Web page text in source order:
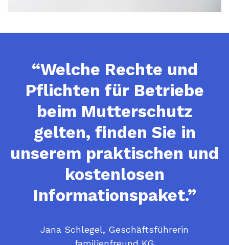
“Welche Rechte und
Pflichten für Betriebe
beim Mutterschutz
gelten, finden Sie in
unserem praktischen und
kostenlosen
Informationspaket.”
Jana Schlegel, Geschäftsführerin